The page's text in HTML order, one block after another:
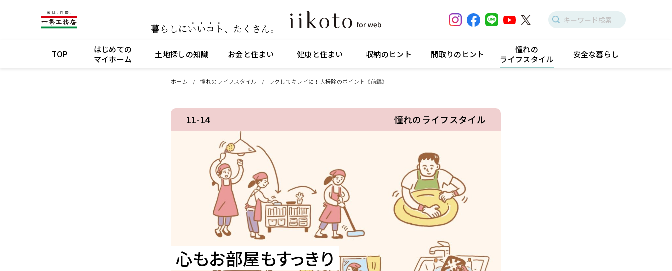
暮らしにいいコト 、 たくさん。
TOP
はじめての
マイホーム
土地探しの知識 お金と住まい 健康と住まい 収納のヒント 間取りのヒント
憧れの
ライフスタイル
安全な暮らし
ホーム 憧れのライフスタイル ラクしてキレイに！大掃除のポイント《前編》
11-14 憧れのライフスタイル
心もお部屋もすっきり